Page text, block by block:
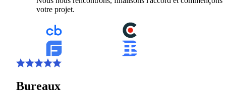
votre projet.
Bureaux